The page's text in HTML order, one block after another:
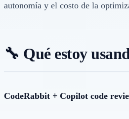
autonomía y el costo de la
🔧 Qué estoy
CodeRabbit + Copilot code